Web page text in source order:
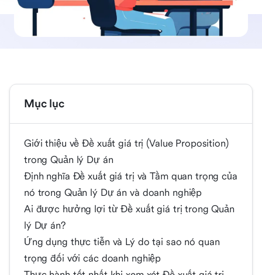
Mục lục
Giới thiệu về Đề xuất giá trị (Value Proposition)
trong Quản lý Dự án
Định nghĩa Đề xuất giá trị và Tầm quan trọng của
nó trong Quản lý Dự án và doanh nghiệp
Ai được hưởng lợi từ Đề xuất giá trị trong Quản
lý Dự án?
Ứng dụng thực tiễn và Lý do tại sao nó quan
trọng đối với các doanh nghiệp